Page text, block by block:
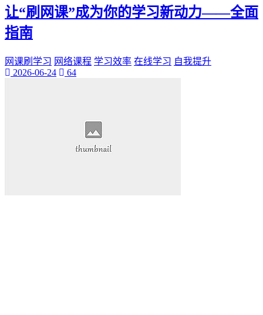
让“刷网课”成为你的学习新动力——全面
指南
网课刷学习 网络课程 学习效率 在线学习 自我提升
2026-06-24
64